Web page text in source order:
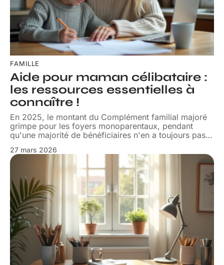
FAMILLE
Aide pour maman célibataire :
les ressources essentielles à
connaître !
En 2025, le montant du Complément familial majoré
grimpe pour les foyers monoparentaux, pendant
qu'une majorité de bénéficiaires n'en a toujours pas…
27 mars 2026